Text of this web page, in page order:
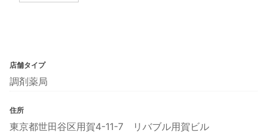
店舗タイプ
調剤薬局
住所
東京都世田谷区用賀4-11-7 リバブル用賀ビル